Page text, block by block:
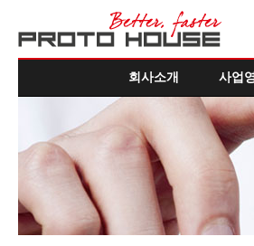
회사소개 사업